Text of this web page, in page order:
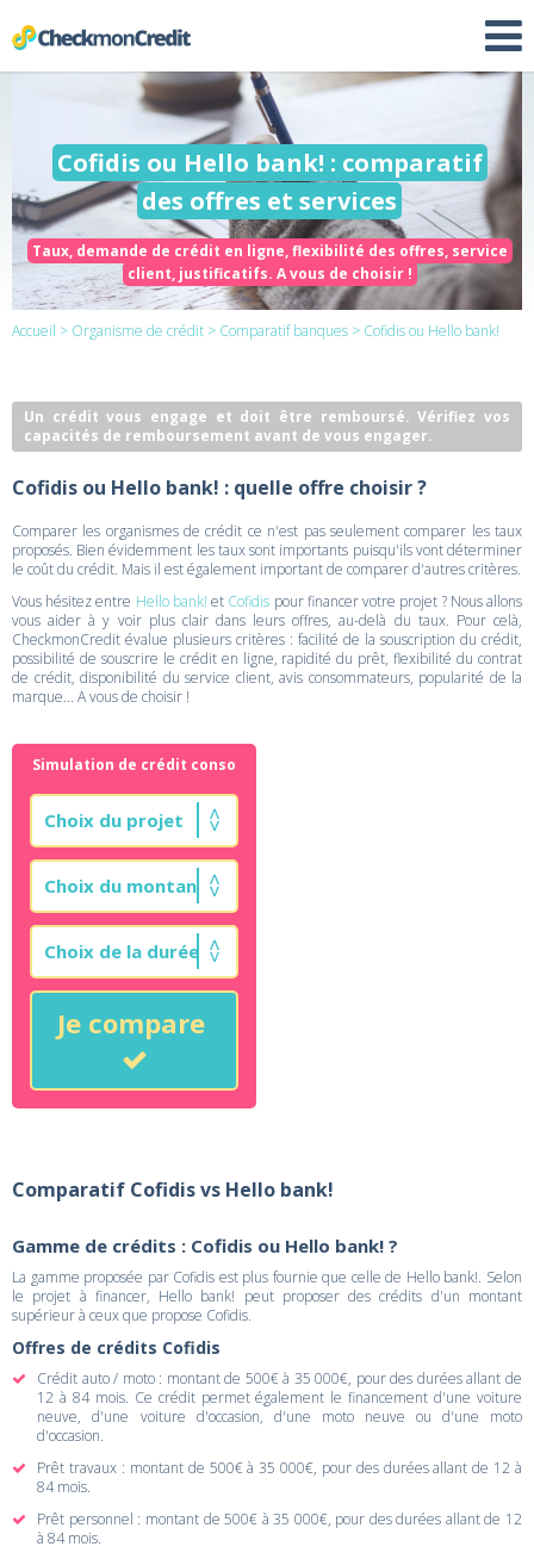
Cofidis ou Hello bank! : comparatif
des offres et services
Taux, demande de crédit en ligne, flexibilité des offres, service
client, justificatifs. A vous de choisir !
Accueil > Organisme de crédit > Comparatif banques > Cofidis ou Hello bank!
Un crédit vous engage et doit être remboursé. Vérifiez vos
capacités de remboursement avant de vous engager.
Cofidis ou Hello bank! : quelle offre choisir ?
Comparer les organismes de crédit ce n'est pas seulement comparer les taux
proposés. Bien évidemment les taux sont importants puisqu'ils vont déterminer
le coût du crédit. Mais il est également important de comparer d'autres critères.
Vous hésitez entre Hello bank! et Cofidis pour financer votre projet ? Nous allons
vous aider à y voir plus clair dans leurs offres, au-delà du taux. Pour celà,
CheckmonCredit évalue plusieurs critères : facilité de la souscription du crédit,
possibilité de souscrire le crédit en ligne, rapidité du prêt, flexibilité du contrat
de crédit, disponibilité du service client, avis consommateurs, popularité de la
marque... A vous de choisir !
Simulation de crédit conso
Je compare
Comparatif Cofidis vs Hello bank!
Gamme de crédits : Cofidis ou Hello bank! ?
La gamme proposée par Cofidis est plus fournie que celle de Hello bank!. Selon
le projet à financer, Hello bank! peut proposer des crédits d'un montant
supérieur à ceux que propose Cofidis.
Offres de crédits Cofidis
Crédit auto / moto : montant de 500€ à 35 000€, pour des durées allant de
12 à 84 mois. Ce crédit permet également le financement d'une voiture
neuve, d'une voiture d'occasion, d'une moto neuve ou d'une moto
d'occasion.
Prêt travaux : montant de 500€ à 35 000€, pour des durées allant de 12 à
84 mois.
Prêt personnel : montant de 500€ à 35 000€, pour des durées allant de 12
à 84 mois.